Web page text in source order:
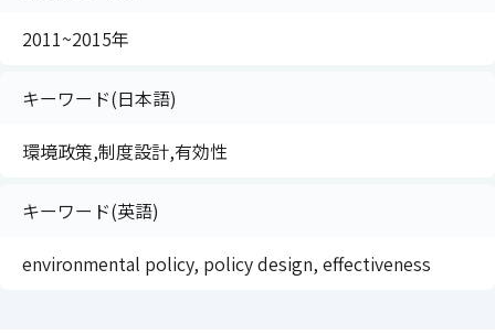
2011~2015年
キーワード(日本語)
環境政策,制度設計,有効性
キーワード(英語)
environmental policy, policy design, effectiveness